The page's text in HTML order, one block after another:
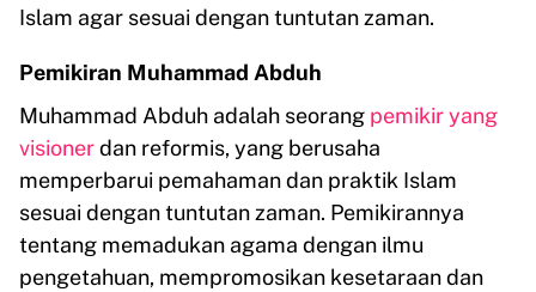
Islam agar sesuai dengan tuntutan zaman.
Pemikiran Muhammad Abduh
Muhammad Abduh adalah seorang pemikir yang
visionerdan reformis, yang berusaha
memperbarui pemahaman dan praktik Islam
sesuai dengan tuntutan zaman. Pemikirannya
tentang memadukan agama dengan ilmu
pengetahuan, mempromosikan kesetaraan dan